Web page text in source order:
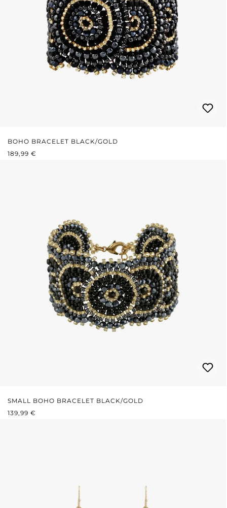
BOHO BRACELET BLACK/GOLD
REGULÄRER PREIS:
189,99 €
SMALL BOHO BRACELET BLACK/GOLD
REGULÄRER PREIS:
139,99 €